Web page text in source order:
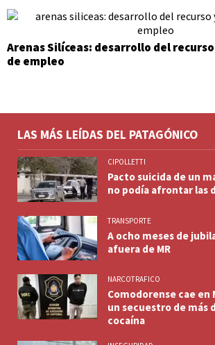
Arenas Silíceas: desarrollo del
de empleo
LAS MÁS LEÍDAS DEL PATAGÓNICO
CIPOLLETTI
Pacto suicida de un
no podía afrontar las
TRANSPORTE
A ocho meses de
afuera de MR
NARCOTRAFICO
Comodorense cae
un secuestro de más
cocaína